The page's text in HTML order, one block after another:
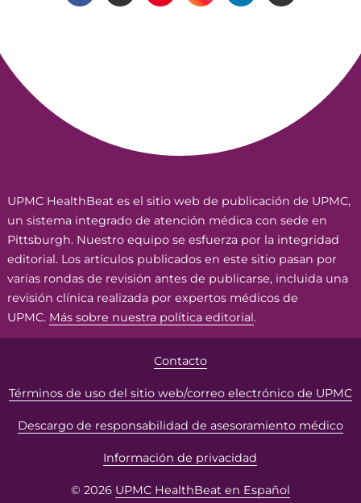
UPMC HealthBeat es el sitio web de publicación de UPMC,
un sistema integrado de atención médica con sede en
Pittsburgh. Nuestro equipo se esfuerza por la integridad
editorial. Los artículos publicados en este sitio pasan por
varias rondas de revisión antes de publicarse, incluida una
revisión clínica realizada por expertos médicos de
UPMC. Más sobre nuestra política editorial.
Contacto
Términos de uso del sitio web/correo electrónico de UPMC
Descargo de responsabilidad de asesoramiento médico
Información de privacidad
© 2026 UPMC HealthBeat en Español